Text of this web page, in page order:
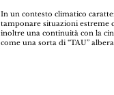
In un contesto climatico
tamponare situazioni estreme
inoltre una continuità con la
come una sorta di “TAU”